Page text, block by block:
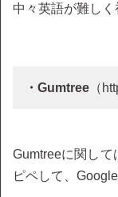
中々英語が難しく
・Gumtree （
Gumtreeに関して
ピペして、